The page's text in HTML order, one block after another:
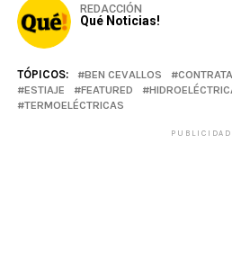
REDACCIÓN
Qué Noticias!
TÓPICOS: BEN CEVALLOS
ESTIAJE
FEATURED
TERMOELÉCTRICAS
PUBLICIDAD